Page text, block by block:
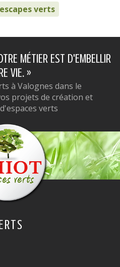
verts
MÉTIER EST D'EMBELLIR
VIE. »
à Valognes dans le
projets de création et
verts